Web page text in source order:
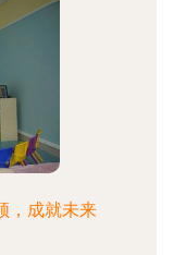
，成就未来